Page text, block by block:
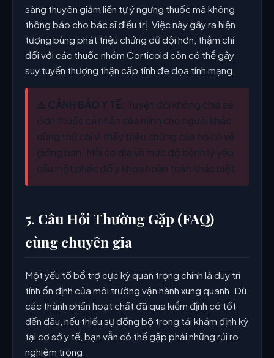
sàng thuyên giảm liền tự ý ngưng thuốc mà không
thông báo cho bác sĩ điều trị. Việc này gây ra hiện
tượng bùng phát triệu chứng dữ dội hơn, thậm chí
đối với các thuốc nhóm Corticoid còn có thể gây
suy tuyến thượng thận cấp tính đe dọa tính mạng.
⚠️ CẢNH BÁO Y TẾ: Tuyệt đối không chia sẻ
đơn thuốc cá nhân của mình cho người khác
dùng thử chỉ vì thấy triệu chứng của họ có vẻ
giống bạn. Mỗi cơ địa và mức độ bệnh lý yêu
cầu một phác đồ y khoa hoàn toàn khác biệt.
5. Câu Hỏi Thường Gặp (FAQ)
cùng chuyên gia
Một yếu tố bổ trợ cực kỳ quan trọng chính là duy trì
tính ổn định của môi trường vận hành xung quanh. Dù
các thành phần hoạt chất đã qua kiểm định có tốt
đến đâu, nếu thiếu sự đồng bộ trong tái khám định kỳ
tại cơ sở y tế, bạn vẫn có thể gặp phải những rủi ro
nghiêm trọng.